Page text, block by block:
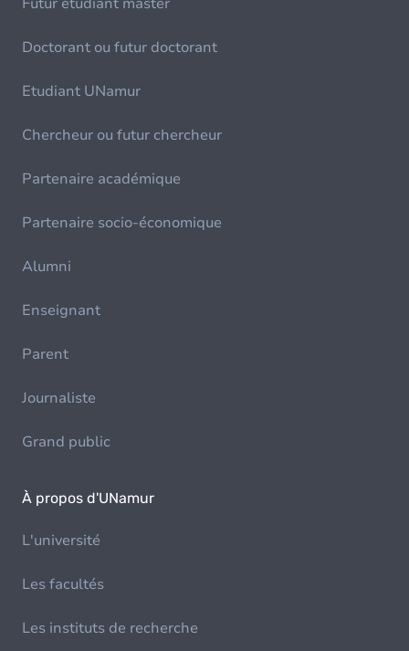
Doctorant ou futur doctorant
Etudiant UNamur
Chercheur ou futur chercheur
Partenaire académique
Partenaire socio-économique
Alumni
Enseignant
Parent
Journaliste
Grand public
À propos d'UNamur
L'université
Les facultés
Les instituts de recherche